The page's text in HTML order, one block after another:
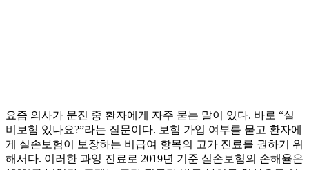
요즘 의사가 문진 중 환자에게 자주 묻는 말이 있다. 바로 “실
비보험 있나요?”라는 질문이다. 보험 가입 여부를 묻고 환자에
게 실손보험이 보장하는 비급여 항목의 고가 진료를 권하기 위
해서다. 이러한 과잉 진료로 2019년 기준 실손보험의 손해율은